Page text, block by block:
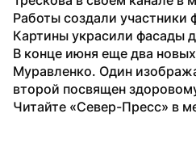
Работы создали участники
Картины украсили фасады
В конце июня еще два
Муравленко. Один
второй посвящен
Читайте «Север-Пресс» в